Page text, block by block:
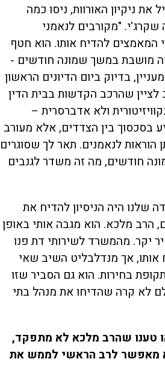
ניקיון האורוות, ניסו כמה
"מקורבים לנאמני
המאמצים להדיח אותו. הוא חטף
מושבת במשך שמונה חודשים -
בדיוק ביום הדיונים הראשון
לציין שהרכב הקדשות בבית הדין
ולא אדברסרית –
בסכסוך בין הצדדים, אלא מעורב
הוראות לנאמנים. תאר לך שסוגרים
שמונה חודשים, מה זה משדר לגנבים
שלנו היה הניסיון להדיח את
הרב מלכא. הוא מגבה אותי באופן
יקר. מהמשרד לשירותי דת פנו
אותו, אך מנדלבליט השיב שאי
בחירות. הוא גם הסביר שזו
לא קרה שהדיחו את מנהל בתי
טענו שהרב מלכא לא מתפקד,
מאפשר לרב הראשי לממש את